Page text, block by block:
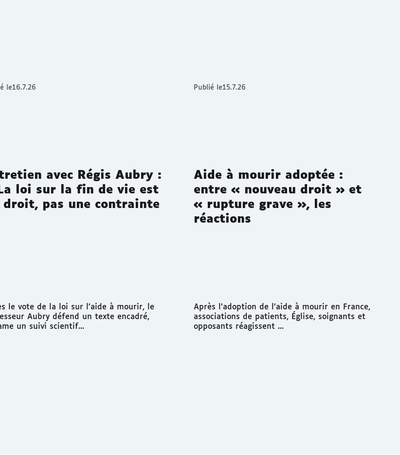
le16.7.26
avec Régis Aubry :
loi sur la fin de vie est
droit, pas une contrainte
le vote de la loi sur l’aide à mourir, le
Aubry défend un texte encadré,
un suivi scientif...
Publié le15.7.26
Aide à mourir adoptée :
entre « nouveau droit » et
« rupture grave », les
réactions
Après l’adoption de l’aide à mourir en France,
associations de patients, Église, soignants et
opposants réagissent ...